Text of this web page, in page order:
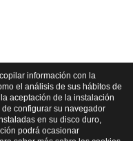
información con la
el análisis de sus hábitos de
aceptación de la instalación
configurar su navegador
en su disco duro,
podrá ocasionar